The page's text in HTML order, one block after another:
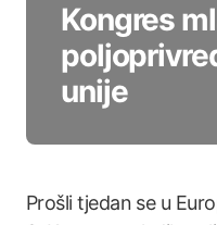
Kongres
unije
Prošli tjedan se u